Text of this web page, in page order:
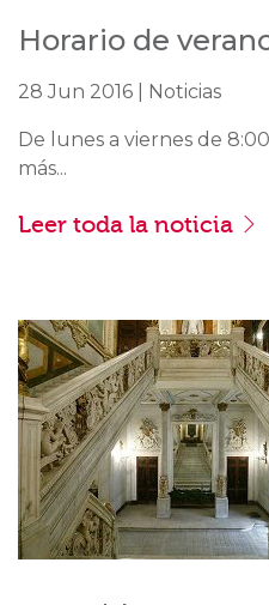
Horario de
28 Jun 2016 | Noticias
De lunes a viernes de
más...
Leer toda la noticia